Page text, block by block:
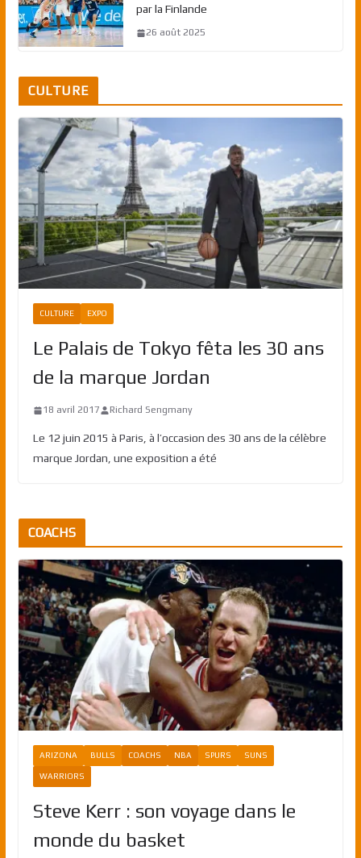
par la Finlande
26 août 2025
CULTURE
CULTURE EXPO
Le Palais de Tokyo fêta les 30 ans
de la marque Jordan
18 avril 2017 Richard Sengmany
Le 12 juin 2015 à Paris, à l’occasion des 30 ans de la célèbre
marque Jordan, une exposition a été
COACHS
ARIZONA BULLS COACHS NBA SPURS SUNS
WARRIORS
Steve Kerr : son voyage dans le
monde du basket